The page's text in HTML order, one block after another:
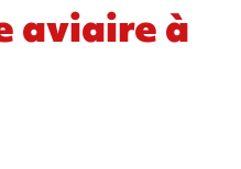
aviaire à